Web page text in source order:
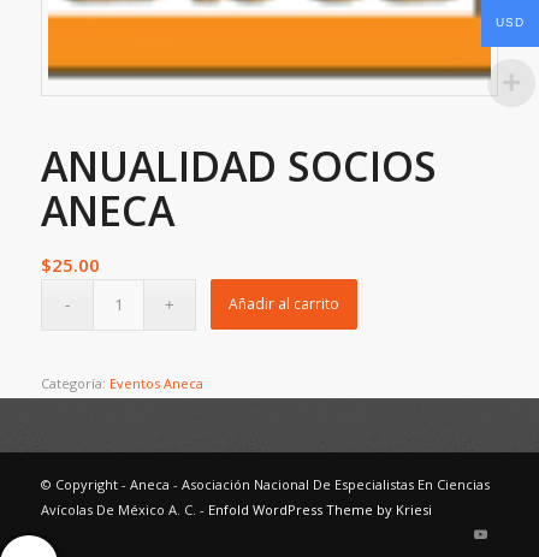
ANUALIDAD SOCIOS
ANECA
$25.00
Añadir al carrito
Categoría: Eventos Aneca
© Copyright - Aneca - Asociación Nacional De Especialistas En Ciencias
Avícolas De México A. C. - Enfold WordPress Theme by Kriesi
USD